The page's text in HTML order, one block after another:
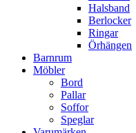
Halsband
Berlocker
Ringar
Örhängen
Barnrum
Möbler
Bord
Pallar
Soffor
Speglar